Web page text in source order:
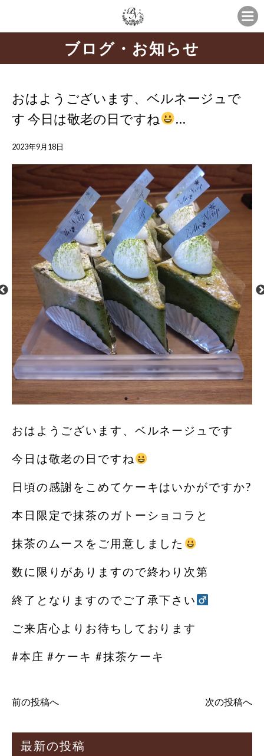
ブログ・お知らせ
おはようございます、ベルネージュで
す 今日は敬老の日ですね
…
2023年9月18日
おはようございます、ベルネージュです
今日は敬老の日ですね
日頃の感謝をこめてケーキはいかがですか?
本日限定で抹茶のガトーショコラと
抹茶のムースをご用意しました
数に限りがありますので終わり次第
終了となりますのでご了承下さい‍
ご来店心よりお待ちしております
#本庄 #ケーキ #抹茶ケーキ
前の投稿へ 次の投稿へ
最新の投稿